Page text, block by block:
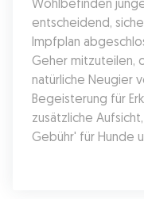
Wohlbefinden
entscheidend,
Impfplan
Geher mitzuteilen,
natürliche Neugier
Begeisterung für
zusätzliche
Gebühr' für Hunde